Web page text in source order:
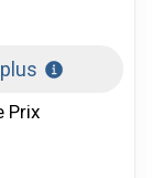
Prix